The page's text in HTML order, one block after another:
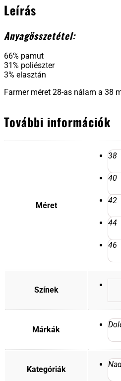
Leírás
Anyagösszetétel:
66% pamut
31% poliészter
3% elasztán
Farmer méret 28-as nálam a 38
További információk
Méret
38
40
42
44
46
Színek
Márkák
Kategóriák